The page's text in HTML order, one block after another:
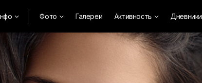
 Фото  Галереи Активность  Дневники